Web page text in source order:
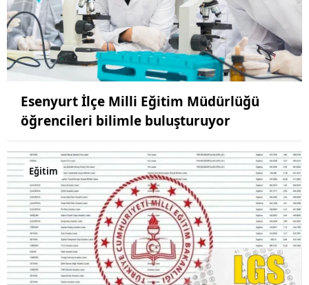
Esenyurt İlçe Milli Eğitim Müdürlüğü
öğrencileri bilimle buluşturuyor
Eğitim